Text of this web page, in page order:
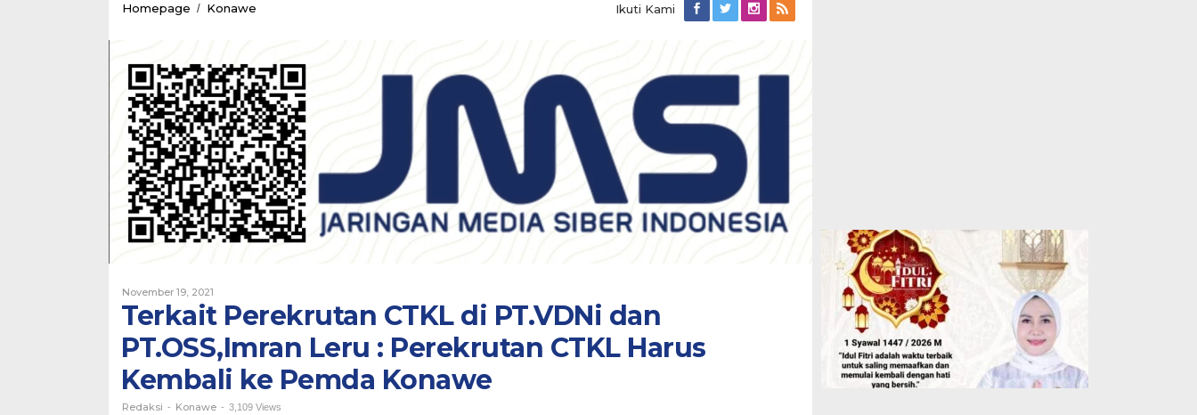
Homepage / Konawe
PT.VDNi
dan
PT.OSS,Imran
Leru
:
Perekrutan
CTKL
Harus
Kembali
ke
Pemda
Konawe
Ikuti Kami
November 19, 2021
Redaksi
Terkait Perekrutan CTKL di PT.VDNi dan
PT.OSS,Imran Leru : Perekrutan CTKL Harus
Kembali ke Pemda Konawe
Redaksi - Konawe - 3,109 Views